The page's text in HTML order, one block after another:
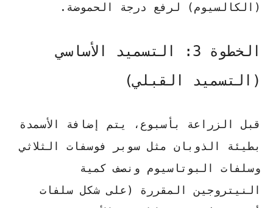
(الكالسيوم)
لرفع درجة الحموضة.
الخطوة 3: التسميد الأساسي
(التسميد القبلي)
قبل الزراعة بأسبوع، يتم إضافة الأسمدة
بطيئة الذوبان مثل سوبر فوسفات الثلاثي
وسلفات البوتاسيوم ونصف كمية
النيتروجين المقررة (على شكل سلفات